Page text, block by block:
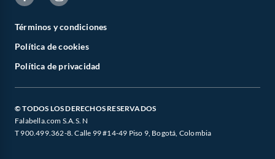
Términos y condiciones
Política de cookies
Política de privacidad
© TODOS LOS DERECHOS RESERVADOS
Falabella.com S.A.S. N
T 900.499.362-8. Calle 99 #14-49 Piso 9, Bogotá, Colombia